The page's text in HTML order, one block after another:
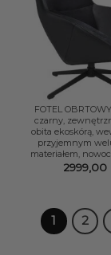
FOTEL
czarny,
obita ekoskórą,
przyjemnym
materiałem,
2999,00
1 2